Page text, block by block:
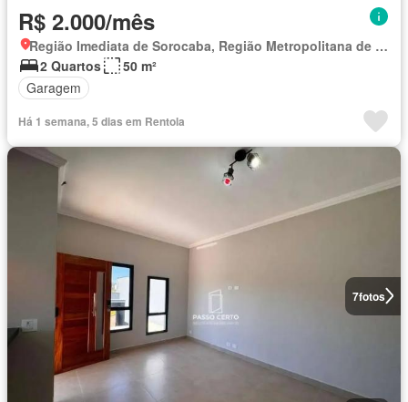
R$ 2.000/mês
Região Imediata de Sorocaba, Região Metropolitana de Sorocaba
2 Quartos
50 m²
Garagem
Há 1 semana, 5 dias em Rentola
7fotos